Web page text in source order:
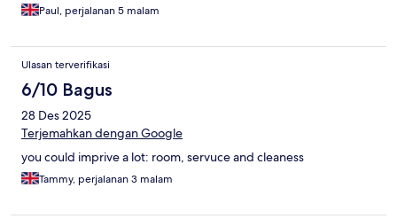
Paul, perjalanan 5 malam
Ulasan terverifikasi
6/10 Bagus
28 Des 2025
Terjemahkan dengan Google
you could imprive a lot: room, servuce and cleaness
Tammy, perjalanan 3 malam